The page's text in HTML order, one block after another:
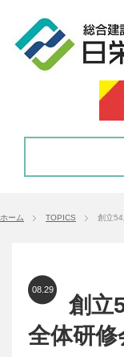
ホーム TOPICS 創立
08.29
創立
全体研